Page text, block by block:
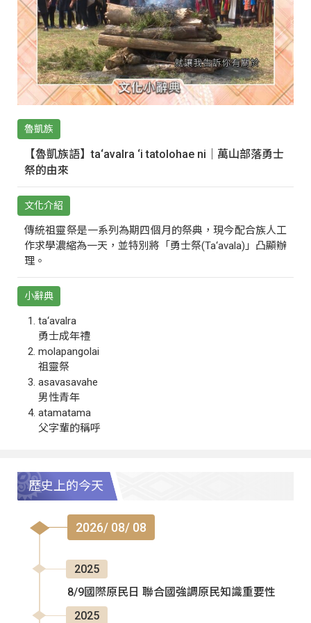
魯凱族
【魯凱族語】ta‘avalra ‘i tatolohae ni｜萬山部落勇士
祭的由來
文化介紹
傳統祖靈祭是一系列為期四個月的祭典，現今配合族人工
作求學濃縮為一天，並特別將「勇士祭(Ta‘avala)」凸顯辦
理。
小辭典
ta‘avalra
勇士成年禮
molapangolai
祖靈祭
asavasavahe
男性青年
atamatama
父字輩的稱呼
歷史上的今天
2026/ 08/ 08
2025
8/9國際原民日 聯合國強調原民知識重要性
2025